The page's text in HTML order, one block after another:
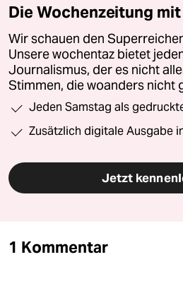
Die Wochenzeitung
Wir schauen den
Unsere wochentaz bietet
Journalismus, der es nicht
Stimmen, die woanders nicht
Jeden Samstag als
Zusätzlich digitale Ausgabe
Jetzt
1 Kommentar